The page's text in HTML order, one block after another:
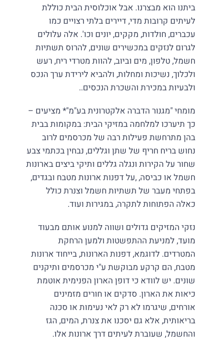
ביתנו הוא מבצרנו. אבל אוכלוסית הבית כוללת
לעיתים קרובות מדי, דיירים בלתי רצויים כמו
עכברים, חולדות, מקקים, יונים וכו'. אלה עלולים
לגרום לנזקים במכשירים שונים, להרוס תשתיות
חשמל, טלפון, מים וביוב, להוות מטרדי ריח, רעש
ולכלוך, נשיכות ומחלות, ולהביא לירידת ערך הנכס
ולבעיות במכירת והשכרת הנכסים..
מומחי "מגנור הדברה אלקטרונית בע"מ"* מציעים –
כך תיערכו למלחמה במזיקי הבית: במקומות בבית
בהן מתרחשת פעילות רבה של מכרסמים לרוב
נחוש בריח חריף של שתן וגללים, נבחין בכתמי צבע
שחור על הקירות ונגלה גללים ותיקי ביצים בארונות
חשמל או כביסה, ,על דפנות ארונות מטבח ובגדים,
בפתחי מעבר של תשתיות חשמל וצנרת כולל
כאלה הפתוחות לתקרה, במגירות ועוד.
נזקי המזיקים גדולים ושווה למנוע אותם מבעוד
מועד, למניעת ההתפשטות ולמען הרחקת
המטרדים. לדוגמא, דפנות הארונות, בייחוד ארונות
מטבח, הם קרקע מבוקשת ע"י מכרסמים ותיקנים
שונים. יש לוודא כי דופן הארון הפנימית אוטמת
כיאות את הארון. סדקים או חורים מזמינים
אורחים, שיגרמו לא רק לאי נעימות או סכנה
בריאותית, אלא גם יסכנו את צנרת, המים, הגז
והחשמל, שעוברת לעיתים דרך ארונות אלו.